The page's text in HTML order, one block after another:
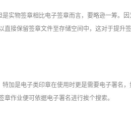
实物签章相比电子签章而言，要略逊一筹。
接保留签章文件至存储空间中，这对于提升
加是电子类印章在使用时更是需要电子署名
作业便可依据电子署名进行挨个搜索。